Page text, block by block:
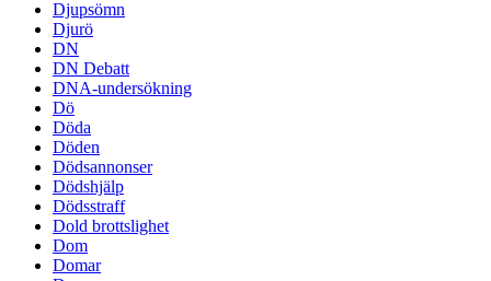
Djupsömn
Djurö
DN
DN Debatt
DNA-undersökning
Dö
Döda
Döden
Dödsannonser
Dödshjälp
Dödsstraff
Dold brottslighet
Dom
Domar